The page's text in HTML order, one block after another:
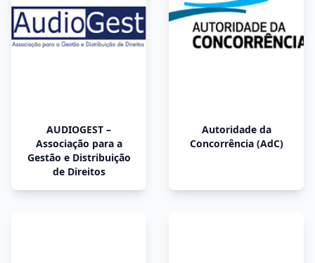
AUDIOGEST –
Associação para a
Gestão e Distribuição
de Direitos
Autoridade da
Concorrência (AdC)